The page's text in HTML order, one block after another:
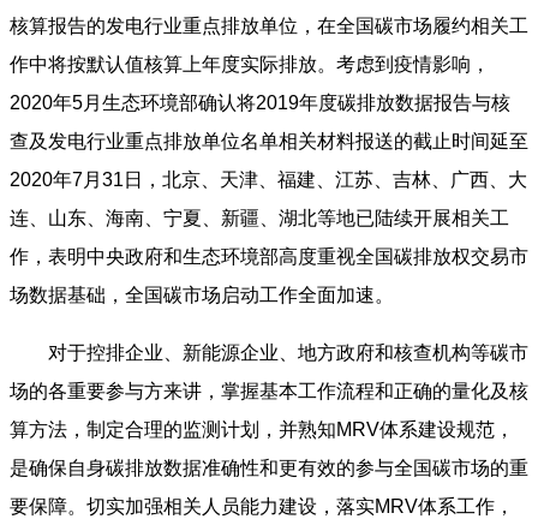
核算报告的发电行业重点排放单位，在全国碳市场履约相关工
作中将按默认值核算上年度实际排放。考虑到疫情影响，
2020年5月生态环境部确认将2019年度碳排放数据报告与核
查及发电行业重点排放单位名单相关材料报送的截止时间延至
2020年7月31日，北京、天津、福建、江苏、吉林、广西、大
连、山东、海南、宁夏、新疆、湖北等地已陆续开展相关工
作，表明中央政府和生态环境部高度重视全国碳排放权交易市
场数据基础，全国碳市场启动工作全面加速。
对于控排企业、新能源企业、地方政府和核查机构等碳市
场的各重要参与方来讲，掌握基本工作流程和正确的量化及核
算方法，制定合理的监测计划，并熟知MRV体系建设规范，
是确保自身碳排放数据准确性和更有效的参与全国碳市场的重
要保障。切实加强相关人员能力建设，落实MRV体系工作，